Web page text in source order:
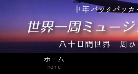
ホーム
home